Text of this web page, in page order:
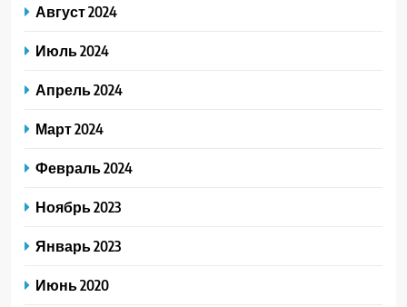
Август 2024
Июль 2024
Апрель 2024
Март 2024
Февраль 2024
Ноябрь 2023
Январь 2023
Июнь 2020